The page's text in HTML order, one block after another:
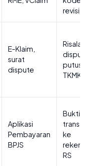
revisi
E-Klaim,
surat
dispute
Risalah
TKMKB
Aplikasi
Pembayaran
BPJS
Bukti
ke
RS